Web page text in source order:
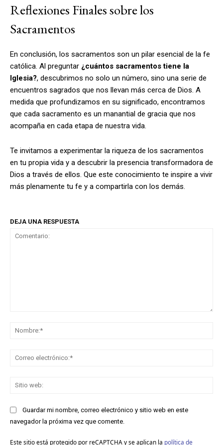
Reflexiones Finales sobre los
Sacramentos
En conclusión, los sacramentos son un pilar esencial de la fe
católica. Al preguntar ¿cuántos sacramentos tiene la
Iglesia?, descubrimos no solo un número, sino una serie de
encuentros sagrados que nos llevan más cerca de Dios. A
medida que profundizamos en su significado, encontramos
que cada sacramento es un manantial de gracia que nos
acompaña en cada etapa de nuestra vida.
Te invitamos a experimentar la riqueza de los sacramentos
en tu propia vida y a descubrir la presencia transformadora de
Dios a través de ellos. Que este conocimiento te inspire a vivir
más plenamente tu fe y a compartirla con los demás.
DEJA UNA RESPUESTA
Guardar mi nombre, correo electrónico y sitio web en este
navegador la próxima vez que comente.
Este sitio está protegido por reCAPTCHA y se aplican la política de